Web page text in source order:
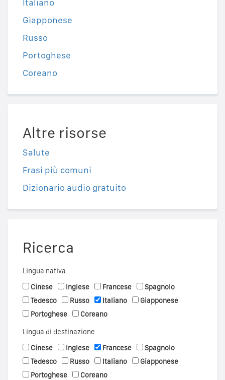
Italiano
Giapponese
Russo
Portoghese
Coreano
Altre risorse
Salute
Frasi più comuni
Dizionario audio gratuito
Ricerca
Lingua nativa
Cinese
Inglese Francese
Spagnolo
Tedesco
Russo Italiano
Giapponese
Portoghese
Coreano
Lingua di destinazione
Cinese
Inglese Francese
Spagnolo
Tedesco
Russo Italiano
Giapponese
Portoghese
Coreano